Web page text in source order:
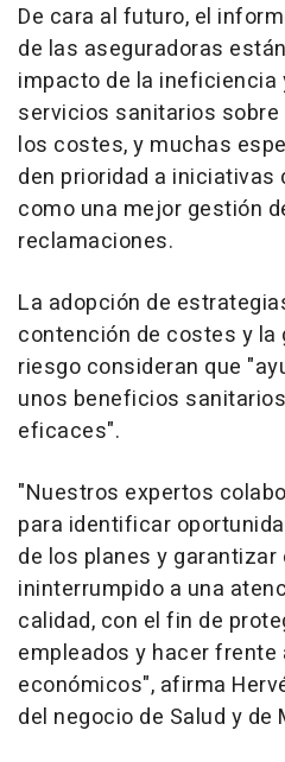
De cara al futuro, el
de las aseguradoras
impacto de la ineficiencia
servicios sanitarios
los costes, y muchas
den prioridad a iniciativas
como una mejor gestión
reclamaciones.
La adopción de
contención de costes y
riesgo consideran que
unos beneficios
eficaces".
"Nuestros expertos
para identificar
de los planes y
ininterrumpido a una
calidad, con el fin de
empleados y hacer frente
económicos", afirma
del negocio de Salud y